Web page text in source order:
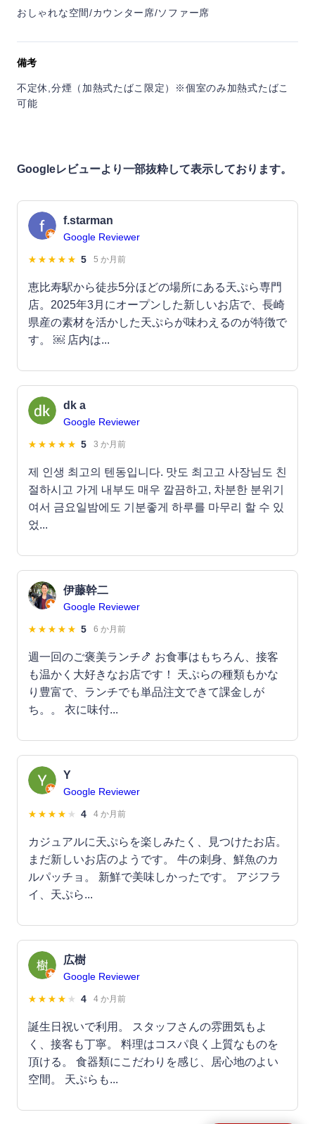
おしゃれな空間/カウンター席/ソファー席
備考
不定休,分煙（加熱式たばこ限定）※個室のみ加熱式たばこ
可能
Googleレビューより一部抜粋して表示しております。
f.starman
Google Reviewer
5
5 か月前
恵比寿駅から徒歩5分ほどの場所にある天ぷら専門
店。2025年3月にオープンした新しいお店で、長崎
県産の素材を活かした天ぷらが味わえるのが特徴で
す。 ￼ 店内は...
dk a
Google Reviewer
5
3 か月前
제 인생 최고의 텐동입니다. 맛도 최고고 사장님도 친
절하시고 가게 내부도 매우 깔끔하고, 차분한 분위기
여서 금요일밤에도 기분좋게 하루를 마무리 할 수 있
었...
伊藤幹二
Google Reviewer
5
6 か月前
週一回のご褒美ランチ🍤 お食事はもちろん、接客
も温かく大好きなお店です！ 天ぷらの種類もかな
り豊富で、ランチでも単品注文できて課金しが
ち。。 衣に味付...
Y
Google Reviewer
4
4 か月前
カジュアルに天ぷらを楽しみたく、見つけたお店。
まだ新しいお店のようです。 牛の刺身、鮮魚のカ
ルパッチョ。 新鮮で美味しかったです。 アジフラ
イ、天ぷら...
広樹
Google Reviewer
4
4 か月前
誕生日祝いで利用。 スタッフさんの雰囲気もよ
く、接客も丁寧。 料理はコスパ良く上質なものを
頂ける。 食器類にこだわりを感じ、居心地のよい
空間。 天ぷらも...